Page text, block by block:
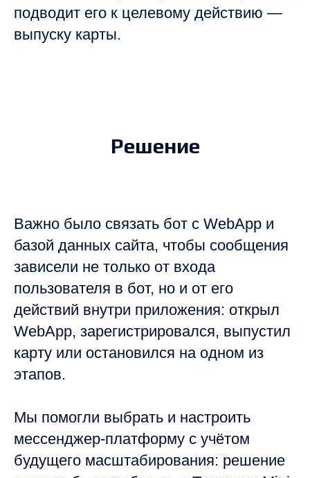
подводит его к целевому действию —
выпуску карты.
Решение
Важно было связать бот с WebApp и
базой данных сайта, чтобы сообщения
зависели не только от входа
пользователя в бот, но и от его
действий внутри приложения: открыл
WebApp, зарегистрировался, выпустил
карту или остановился на одном из
этапов.
Мы помогли выбрать и настроить
мессенджер-платформу с учётом
будущего масштабирования: решение